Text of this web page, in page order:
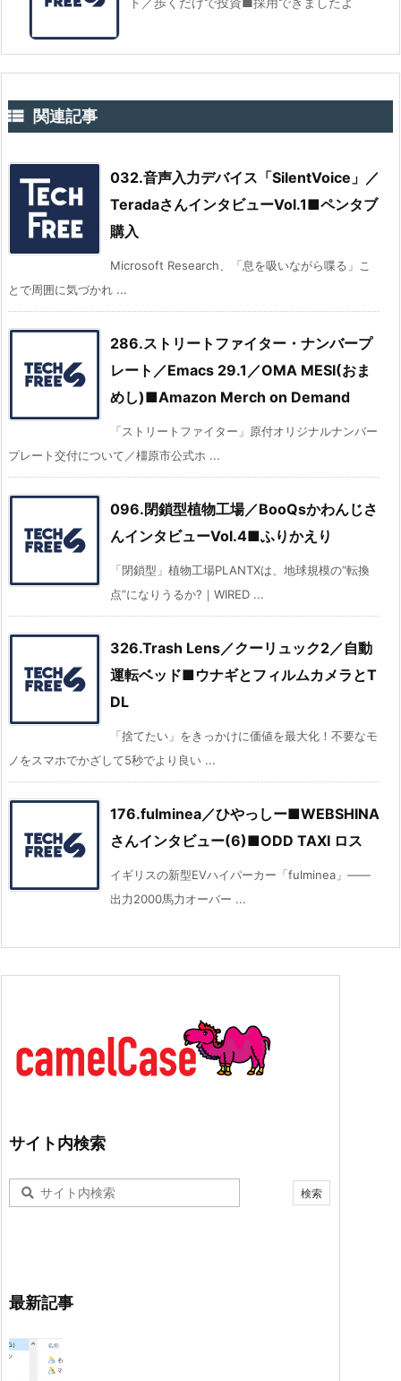
 関連記事
032.音声入力デバイス「SilentVoice」／
TeradaさんインタビューVol.1■ペンタブ
購入
Microsoft Research、「息を吸いながら喋る」こ
とで周囲に気づかれ ...
286.ストリートファイター・ナンバープ
レート／Emacs 29.1／OMA MESI(おま
めし)■Amazon Merch on Demand
「ストリートファイター」原付オリジナルナンバー
プレート交付について／橿原市公式ホ ...
096.閉鎖型植物工場／BooQsかわんじさ
んインタビューVol.4■ふりかえり
「閉鎖型」植物工場PLANTXは、地球規模の“転換
点”になりうるか?｜WIRED ...
326.Trash Lens／クーリュック2／自動
運転ベッド■ウナギとフィルムカメラとT
DL
「捨てたい」をきっかけに価値を最大化！不要なモ
ノをスマホでかざして5秒でより良い ...
176.fulminea／ひやっしー■WEBSHINA
さんインタビュー(6)■ODD TAXI ロス
イギリスの新型EVハイパーカー「fulminea」――
出力2000馬力オーバー ...
サイト内検索
最新記事